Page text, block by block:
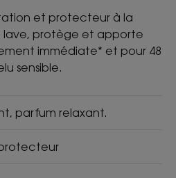
et protecteur à la
lave, protège et apporte
immédiate* et pour 48
sensible.
parfum relaxant.